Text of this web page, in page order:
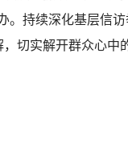
。持续深化基层信
切实解开群众心中